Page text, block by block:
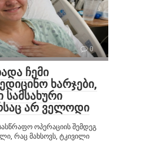
0
ჩემი
ხარჯები,
სამსახური
არ ველოდი
ოპერაციის შემდეგ
რაც მახსოვს, ტკივილი